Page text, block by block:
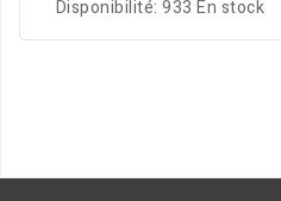
Disponibilité:933 En stock